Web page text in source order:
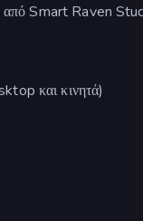
από Smart Raven
και κινητά)